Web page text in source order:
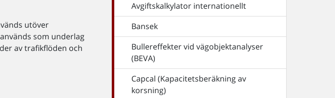
utöver
som underlag
av trafikflöden och
Avgiftskalkylator internationellt
Bansek
Bullereffekter vid vägobjektanalyser
(BEVA)
Capcal (Kapacitetsberäkning av
korsning)